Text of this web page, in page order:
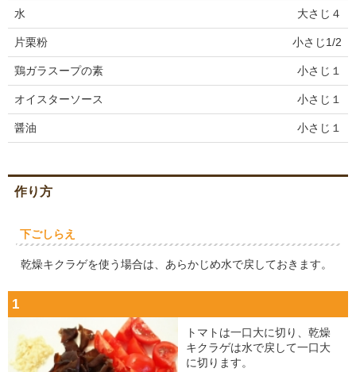
水 大さじ４
片栗粉 小さじ1/2
鶏ガラスープの素 小さじ１
オイスターソース 小さじ１
醤油 小さじ１
作り方
下ごしらえ
乾燥キクラゲを使う場合は、あらかじめ水で戻しておきます。
1
トマトは一口大に切り、乾燥
キクラゲは水で戻して一口大
に切ります。